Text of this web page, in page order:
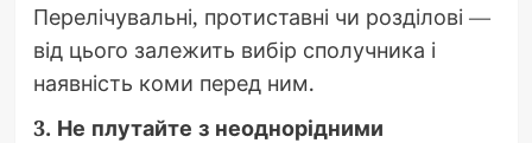
Перелічувальні, протиставні чи розділові —
від цього залежить вибір сполучника і
наявність коми перед ним.
3. Не плутайте з неоднорідними